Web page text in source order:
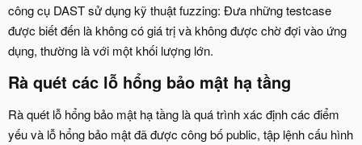
công cụ DAST sử dụng kỹ thuật fuzzing: Đưa những testcase
được biết đến là không có giá trị và không được chờ đợi vào ứng
dụng, thường là với một khối lượng lớn.
Rà quét các lỗ hổng bảo mật hạ tầng
Rà quét lỗ hổng bảo mật hạ tầng là quá trình xác định các điểm
yếu và lỗ hổng bảo mật đã được công bố public, tập lệnh cấu hình